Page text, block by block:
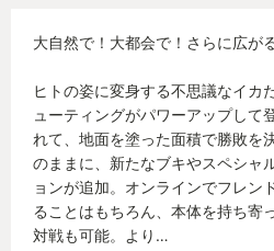
大自然で！大都会で！さらに広が
ヒトの姿に変身する不思議なイカ
ューティングがパワーアップして
れて、地面を塗った面積で勝敗を
のままに、新たなブキやスペシャ
ョンが追加。オンラインでフレン
ることはもちろん、本体を持ち寄
対戦も可能。より…